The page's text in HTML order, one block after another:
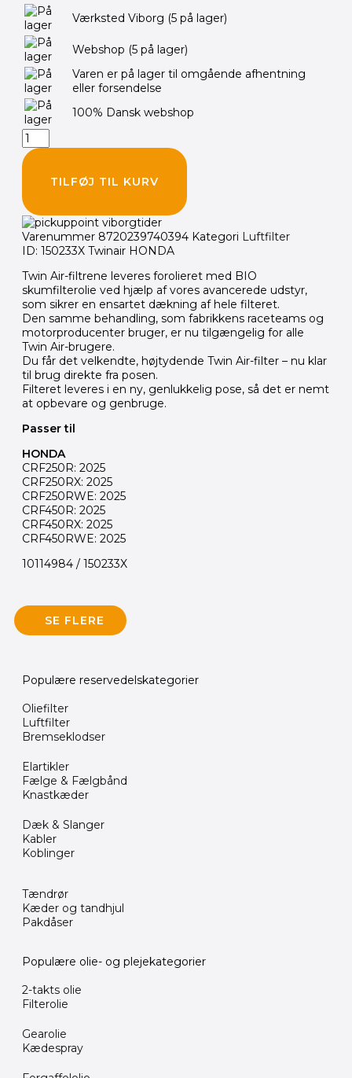
Værksted Viborg (5 på lager)
Webshop (5 på lager)
Varen er på lager til omgående afhentning
eller forsendelse
100% Dansk webshop
TWIN
AIR
Luftfilter
PRE-
OILED
CRF250/450
2025
antal
TILFØJ TIL KURV
Varenummer 8720239740394 Kategori Luftfilter
ID: 150233X Twinair HONDA
Twin Air-filtrene leveres forolieret med BIO
skumfilterolie ved hjælp af vores avancerede udstyr,
som sikrer en ensartet dækning af hele filteret.
Den samme behandling, som fabrikkens raceteams og
motorproducenter bruger, er nu tilgængelig for alle
Twin Air-brugere.
Du får det velkendte, højtydende Twin Air-filter – nu klar
til brug direkte fra posen.
Filteret leveres i en ny, genlukkelig pose, så det er nemt
at opbevare og genbruge.
Passer til
HONDA
CRF250R: 2025
CRF250RX: 2025
CRF250RWE: 2025
CRF450R: 2025
CRF450RX: 2025
CRF450RWE: 2025
10114984 / 150233X
SE FLERE
Populære reservedelskategorier
Oliefilter
Luftfilter
Bremseklodser
Elartikler
Fælge & Fælgbånd
Knastkæder
Dæk & Slanger
Kabler
Koblinger
Tændrør
Kæder og tandhjul
Pakdåser
Populære olie- og plejekategorier
2-takts olie
Filterolie
Gearolie
Kædespray